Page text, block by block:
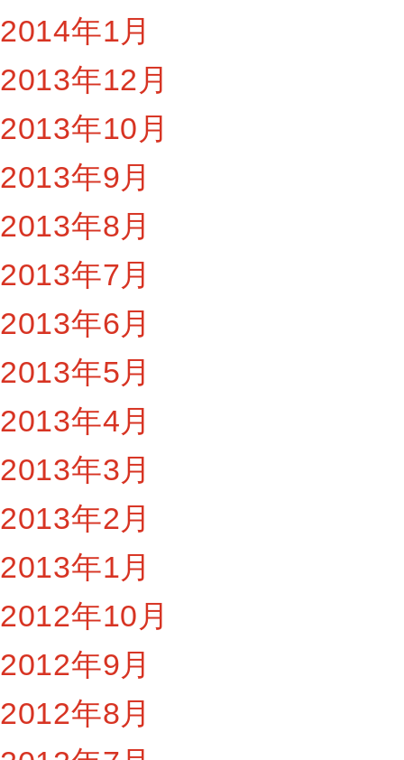
2014年1月
2013年12月
2013年10月
2013年9月
2013年8月
2013年7月
2013年6月
2013年5月
2013年4月
2013年3月
2013年2月
2013年1月
2012年10月
2012年9月
2012年8月